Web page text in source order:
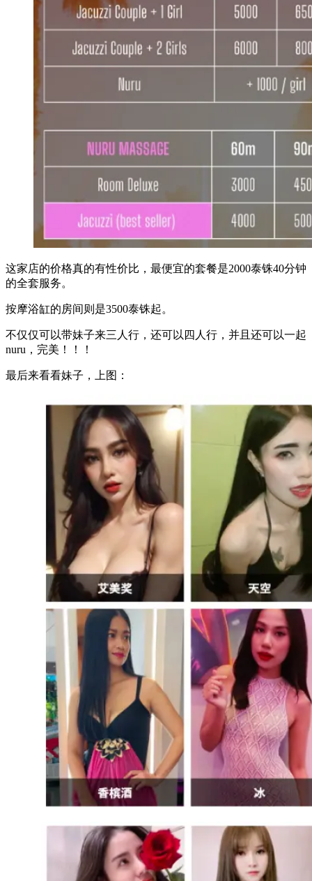
这家店的价格真的有性价比，最便宜的套餐是2000泰铢40分钟
的全套服务。
按摩浴缸的房间则是3500泰铢起。
不仅仅可以带妹子来三人行，还可以四人行，并且还可以一起
nuru，完美！！！
最后来看看妹子，上图：